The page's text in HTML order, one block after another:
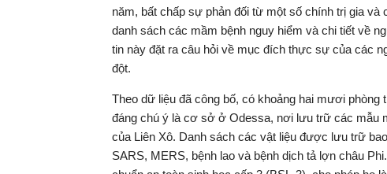
năm, bất chấp sự phản đối từ một số chính trị gia và
danh sách các mầm bệnh nguy hiểm và chi tiết về
tin này đặt ra câu hỏi về mục đích thực sự của các
đột.
Theo dữ liệu đã công bố, có khoảng hai mươi
đáng chú ý là cơ sở ở Odessa, nơi lưu trữ các mẫu
của Liên Xô. Danh sách các vật liệu được lưu trữ
SARS, MERS, bệnh lao và bệnh dịch tả lợn châu